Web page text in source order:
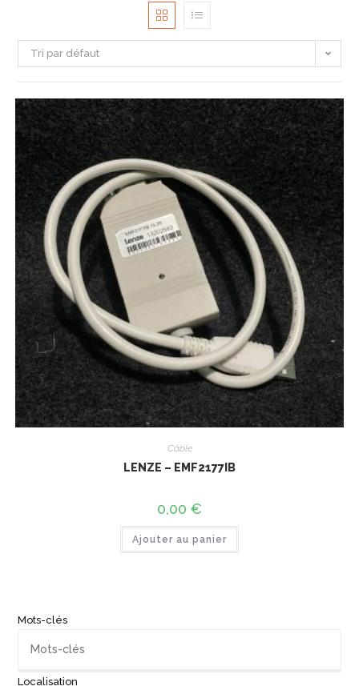
Tri par défaut
Câble
LENZE – EMF2177IB
0,00 €
Ajouter au panier
Mots-clés
Localisation